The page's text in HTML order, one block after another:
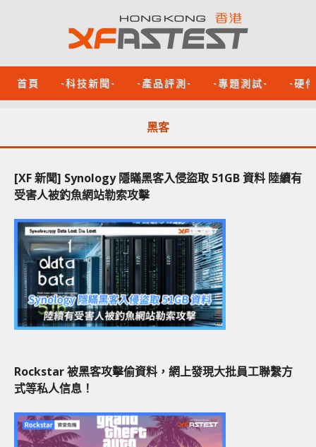
首頁 -科技新聞- -產品評測- -專題測試- -硬
黑客
[XF 新聞] Synology 隱瞞黑客入侵盜取 51GB 資料 陸續有
受害人被釣魚網站勒索攻擊
Rockstar 被黑客攻擊偷資料，網上發現大批員工聯繫方
式等私人信息！